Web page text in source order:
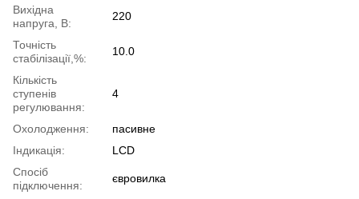
Вихідна
напруга, В:
220
Точність
стабілізації,%:
10.0
Кількість
ступенів
регулювання:
4
Охолодження:
пасивне
Індикація:
LCD
Спосіб
підключення:
євровилка